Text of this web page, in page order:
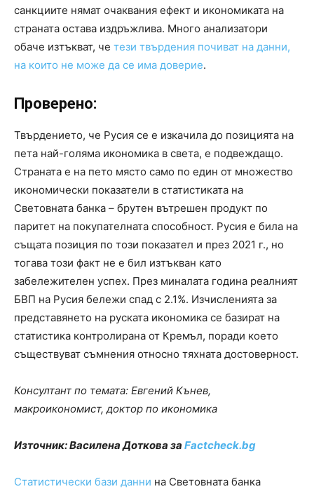
санкциите нямат очаквания ефект и икономиката на
страната остава издръжлива. Много анализатори
обаче изтъкват, че тези твърдения почиват на данни,
на които не може да се има доверие.
Проверено:
Твърдението, че Русия се е изкачила до позицията на
пета най-голяма икономика в света, е подвеждащо.
Страната е на пето място само по един от множество
икономически показатели в статистиката на
Световната банка – брутен вътрешен продукт по
паритет на покупателната способност. Русия е била на
същата позиция по този показател и през 2021 г., но
тогава този факт не е бил изтъкван като
забележителен успех. През миналата година реалният
БВП на Русия бележи спад с 2.1%. Изчисленията за
представянето на руската икономика се базират на
статистика контролирана от Кремъл, поради което
съществуват съмнения относно тяхната достоверност.
Консултант по темата: Евгений Кънев,
макроикономист, доктор по икономика
Източник: Василена Доткова за Factcheck.bg
Статистически бази данни на Световната банка